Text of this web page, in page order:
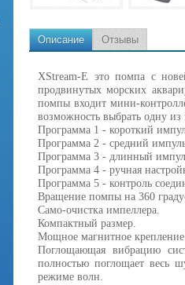
Описание Отзывы
XStream-Е это помпа с
продвинутых морских
помпы входит мини-
возможность выбрать одну
Программа 1 - короткий
Программа 2 - средний
Программа 3 - длинный
Программа 4 - ручная
Программа 5 - контроль
Вращение помпы на 360
Само-очистка импеллера.
Компактный размер.
Мощное магнитное
Поглощающая вибрацию
полностью поглощает весь
режиме волн.